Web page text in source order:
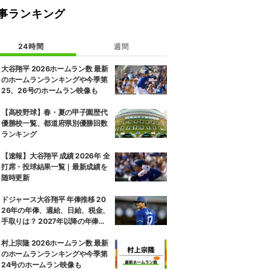
ランキング
24時間 週間
大谷翔平 2026ホームラン数 最新
のホームランランキングや今季第
25、26号のホームラン映像も
【高校野球】春・夏の甲子園歴代
優勝校一覧、都道府県別優勝回数
ランキング
【速報】大谷翔平 成績 2026年 全
打席・投球結果一覧｜最新成績を
随時更新
ドジャース大谷翔平 年俸推移 20
26年の年俸、週給、日給、税金、
手取りは？ 2027年以降の年俸推
村上宗隆 2026ホームラン数 最新
のホームランランキングや今季第
24号のホームラン映像も